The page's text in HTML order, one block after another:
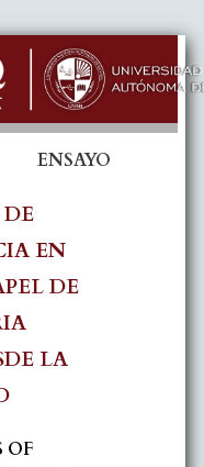
ENSAYO
EN
DE
LA
OF